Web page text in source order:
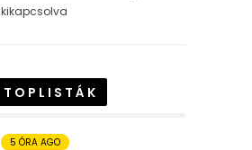
kikapcsolva
TOPLISTÁK
5 ÓRA AGO